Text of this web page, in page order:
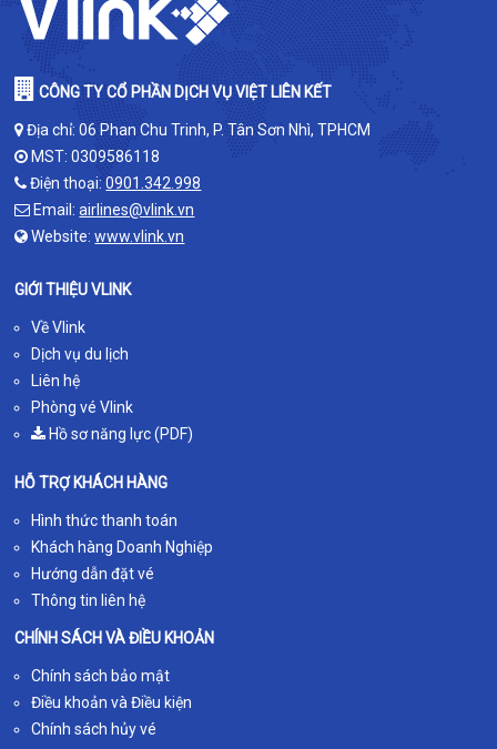
CÔNG TY CỔ PHẦN DỊCH VỤ VIỆT LIÊN KẾT
Địa chỉ: 06 Phan Chu Trinh, P. Tân Sơn Nhì, TPHCM
MST: 0309586118
Điện thoại:0901.342.998
Email:airlines@vlink.vn
Website:www.vlink.vn
GIỚI THIỆU VLINK
Về Vlink
Dịch vụ du lịch
Liên hệ
Phòng vé Vlink
Hồ sơ năng lực (PDF)
HỖ TRỢ KHÁCH HÀNG
Hình thức thanh toán
Khách hàng Doanh Nghiệp
Hướng dẫn đặt vé
Thông tin liên hệ
CHÍNH SÁCH VÀ ĐIỀU KHOẢN
Chính sách bảo mật
Điều khoản và Điều kiện
Chính sách hủy vé